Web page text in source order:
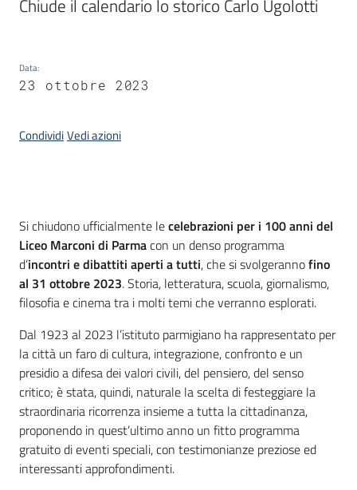
e
Chiude il calendario lo storico Carlo Ugolotti
Data:
23 ottobre 2023
CondividiVedi azioni
Introduzione
Si chiudono ufficialmente lecelebrazioni per i 100 anni del
Liceo Marconi di Parmacon un denso programma
d’incontri e dibattiti aperti a tutti, che si svolgerannofino
al 31 ottobre 2023. Storia, letteratura, scuola, giornalismo,
filosofia e cinema tra i molti temi che verranno esplorati.
Dal 1923 al 2023 l’istituto parmigiano ha rappresentato per
la città un faro di cultura, integrazione, confronto e un
presidio a difesa dei valori civili, del pensiero, del senso
critico; è stata, quindi, naturale la scelta di festeggiare la
straordinaria ricorrenza insieme a tutta la cittadinanza,
proponendo in quest’ultimo anno un fitto programma
gratuito di eventi speciali, con testimonianze preziose ed
interessanti approfondimenti.